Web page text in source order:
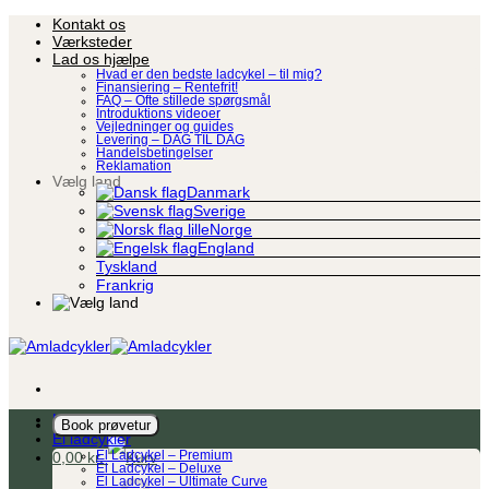
Fortsæt
indhold
Kontakt os
Værksteder
Lad os hjælpe
Hvad er den bedste ladcykel – til mig?
Finansiering – Rentefrit!
FAQ – Ofte stillede spørgsmål
Introduktions videoer
Vejledninger og guides
Levering – DAG TIL DAG
Handelsbetingelser
Reklamation
Vælg land
Danmark
Sverige
Norge
England
Tyskland
Frankrig
Book prøvetur
0,00kr.
Ladcykel
El ladcykler
El Ladcykel – Premium
El Ladcykel – Deluxe
El Ladcykel – Ultimate Curve